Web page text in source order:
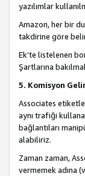
yazılımlar
Amazon, her bir
takdirine göre
Ek’te listelenen
Şartlarına
5. Komisyon
Associates
aynı trafiği
bağlantıları
alabiliriz.
Zaman zaman,
vermemek adına